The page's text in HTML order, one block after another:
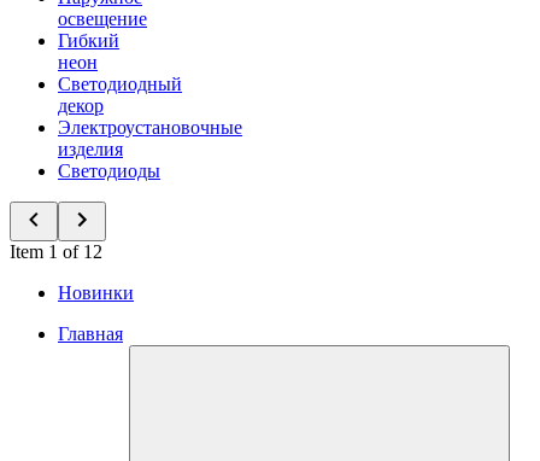
освещение
Гибкий
неон
Светодиодный
декор
Электроустановочные
изделия
Светодиоды
Item 1 of 12
Новинки
Главная